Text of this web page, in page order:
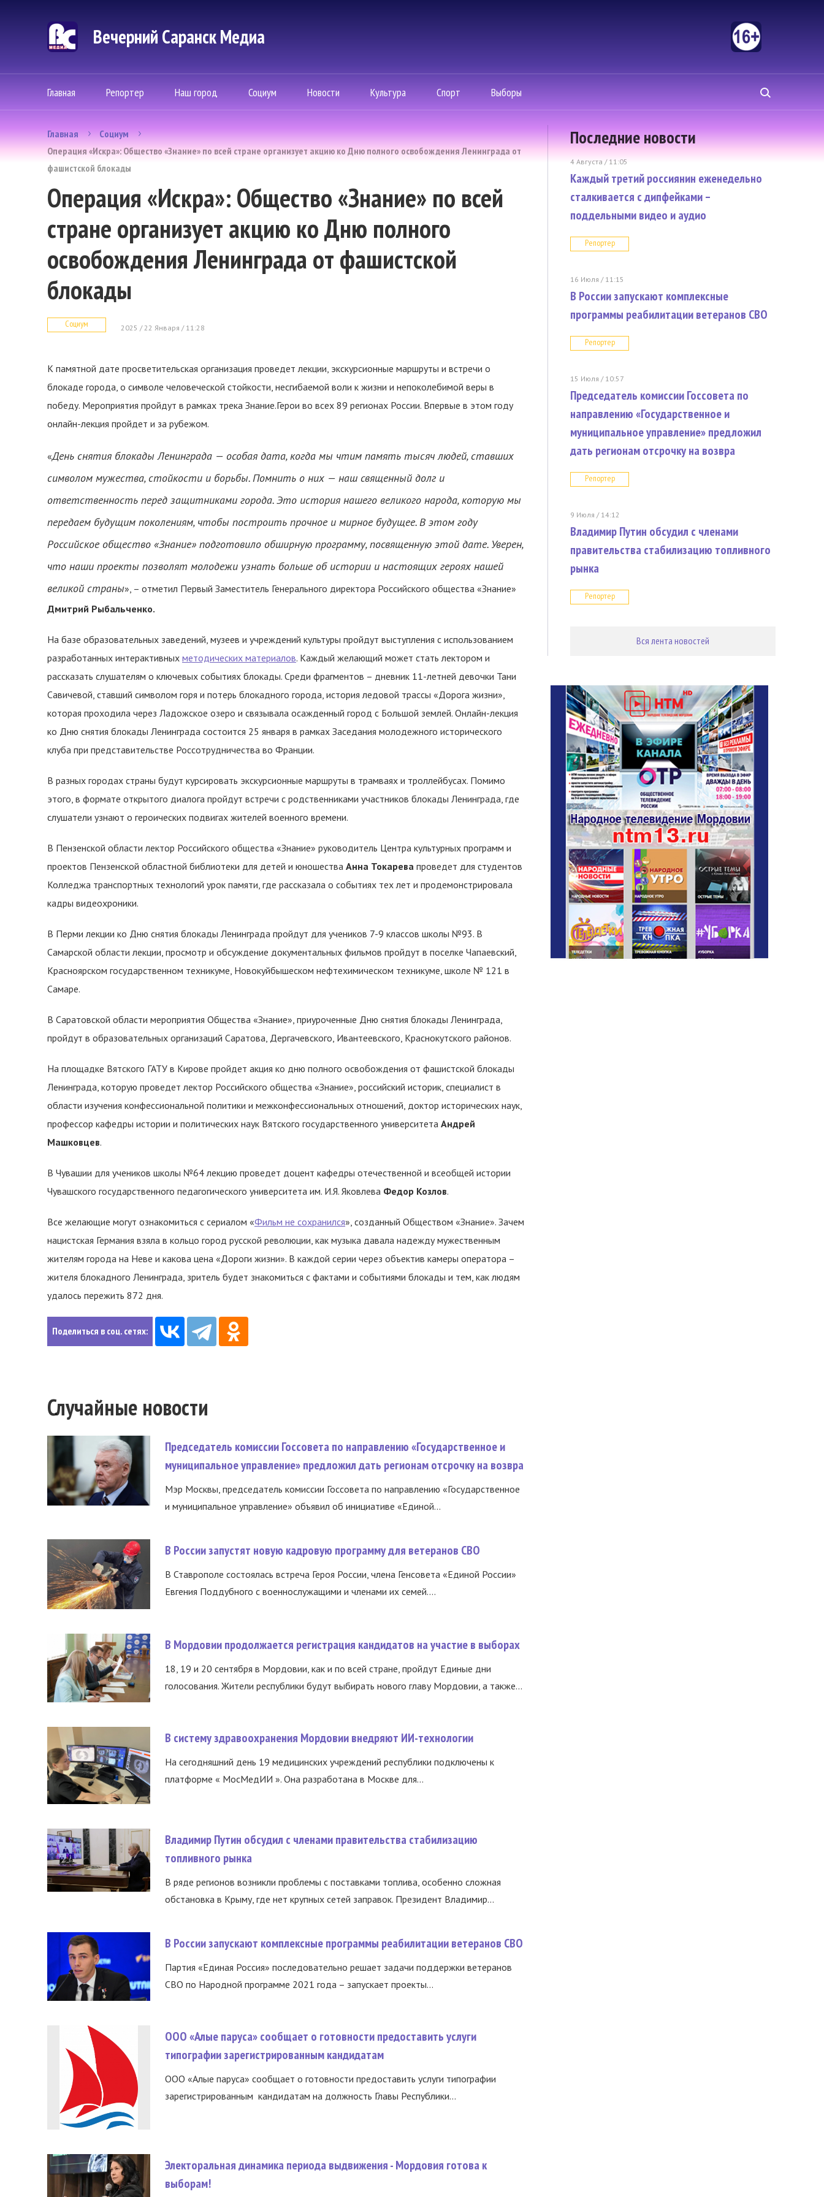
Вечерний Саранск Mедиа
Главная Репортер Наш город Социум Новости Культура Спорт Выборы
Главная
Социум
Операция «Искра»: Общество «Знание» по всей стране организует акцию ко Дню полного освобождения Ленинграда от
фашистской блокады
Операция «Искра»: Общество «Знание» по всей
стране организует акцию ко Дню полного
освобождения Ленинграда от фашистской
блокады
Социум 2025 / 22 Января / 11:28
К памятной дате просветительская организация проведет лекции, экскурсионные маршруты и встречи о
блокаде города, о символе человеческой стойкости, несгибаемой воли к жизни и непоколебимой веры в
победу. Мероприятия пройдут в рамках трека Знание.Герои во всех 89 регионах России. Впервые в этом году
онлайн-лекция пройдет и за рубежом.
«День снятия блокады Ленинграда — особая дата, когда мы чтим память тысяч людей, ставших
символом мужества, стойкости и борьбы. Помнить о них — наш священный долг и
ответственность перед защитниками города. Это история нашего великого народа, которую мы
передаем будущим поколениям, чтобы построить прочное и мирное будущее. В этом году
Российское общество «Знание» подготовило обширную программу, посвященную этой дате. Уверен,
что наши проекты позволят молодежи узнать больше об истории и настоящих героях нашей
великой страны», – отметил Первый Заместитель Генерального директора Российского общества «Знание»
Дмитрий Рыбальченко.
На базе образовательных заведений, музеев и учреждений культуры пройдут выступления с использованием
разработанных интерактивных методических материалов. Каждый желающий может стать лектором и
рассказать слушателям о ключевых событиях блокады. Среди фрагментов – дневник 11-летней девочки Тани
Савичевой, ставший символом горя и потерь блокадного города, история ледовой трассы «Дорога жизни»,
которая проходила через Ладожское озеро и связывала осажденный город с Большой землей. Онлайн-лекция
ко Дню снятия блокады Ленинграда состоится 25 января в рамках Заседания молодежного исторического
клуба при представительстве Россотрудничества во Франции.
В разных городах страны будут курсировать экскурсионные маршруты в трамваях и троллейбусах. Помимо
этого, в формате открытого диалога пройдут встречи с родственниками участников блокады Ленинграда, где
слушатели узнают о героических подвигах жителей военного времени.
В Пензенской области лектор Российского общества «Знание» руководитель Центра культурных программ и
проектов Пензенской областной библиотеки для детей и юношества Анна Токарева проведет для студентов
Колледжа транспортных технологий урок памяти, где рассказала о событиях тех лет и продемонстрировала
кадры видеохроники.
В Перми лекции ко Дню снятия блокады Ленинграда пройдут для учеников 7-9 классов школы №93. В
Самарской области лекции, просмотр и обсуждение документальных фильмов пройдут в поселке Чапаевский,
Красноярском государственном техникуме, Новокуйбышеском нефтехимическом техникуме, школе № 121 в
Самаре.
В Саратовской области мероприятия Общества «Знание», приуроченные Дню снятия блокады Ленинграда,
пройдут в образовательных организаций Саратова, Дергачевского, Ивантеевского, Краснокутского районов.
На площадке Вятского ГАТУ в Кирове пройдет акция ко дню полного освобождения от фашистской блокады
Ленинграда, которую проведет лектор Российского общества «Знание», российский историк, специалист в
области изучения конфессиональной политики и межконфессиональных отношений, доктор исторических наук,
профессор кафедры истории и политических наук Вятского государственного университета Андрей
Машковцев.
В Чувашии для учеников школы №64 лекцию проведет доцент кафедры отечественной и всеобщей истории
Чувашского государственного педагогического университета им. И.Я. Яковлева Федор Козлов.
Все желающие могут ознакомиться с сериалом «Фильм не сохранился», созданный Обществом «Знание». Зачем
нацистская Германия взяла в кольцо город русской революции, как музыка давала надежду мужественным
жителям города на Неве и какова цена «Дороги жизни». В каждой серии через объектив камеры оператора –
жителя блокадного Ленинграда, зритель будет знакомиться с фактами и событиями блокады и тем, как людям
удалось пережить 872 дня.
Поделиться в соц. сетях:
Случайные новости
Председатель комиссии Госсовета по направлению «Государственное и
муниципальное управление» предложил дать регионам отсрочку на возвра
Мэр Москвы, председатель комиссии Госсовета по направлению «Государственное
и муниципальное управление» объявил об инициативе «Единой...
В России запустят новую кадровую программу для ветеранов СВО
В Ставрополе состоялась встреча Героя России, члена Генсовета «Единой России»
Евгения Поддубного с военнослужащими и членами их семей....
В Мордовии продолжается регистрация кандидатов на участие в выборах
18, 19 и 20 сентября в Мордовии, как и по всей стране, пройдут Единые дни
голосования. Жители республики будут выбирать нового главу Мордовии, а также...
В систему здравоохранения Мордовии внедряют ИИ-технологии
На сегодняшний день 19 медицинских учреждений республики подключены к
платформе « МосМедИИ ». Она разработана в Москве для...
Владимир Путин обсудил с членами правительства стабилизацию
топливного рынка
В ряде регионов возникли проблемы с поставками топлива, особенно сложная
обстановка в Крыму, где нет крупных сетей заправок. Президент Владимир...
В России запускают комплексные программы реабилитации ветеранов СВО
Партия «Единая Россия» последовательно решает задачи поддержки ветеранов
СВО по Народной программе 2021 года – запускает проекты...
ООО «Алые паруса» сообщает о готовности предоставить услуги
типографии зарегистрированным кандидатам
ООО «Алые паруса» сообщает о готовности предоставить услуги типографии
зарегистрированным кандидатам на должность Главы Республики...
Электоральная динамика периода выдвижения - Мордовия готова к
выборам!
Последние новости
4 Августа / 11:05
Каждый третий россиянин еженедельно
сталкивается с дипфейками –
поддельными видео и аудио
Репортер
16 Июля / 11:15
В России запускают комплексные
программы реабилитации ветеранов СВО
Репортер
15 Июля / 10:57
Председатель комиссии Госсовета по
направлению «Государственное и
муниципальное управление» предложил
дать регионам отсрочку на возвра
Репортер
9 Июля / 14:12
Владимир Путин обсудил с членами
правительства стабилизацию топливного
рынка
Репортер
Вся лента новостей